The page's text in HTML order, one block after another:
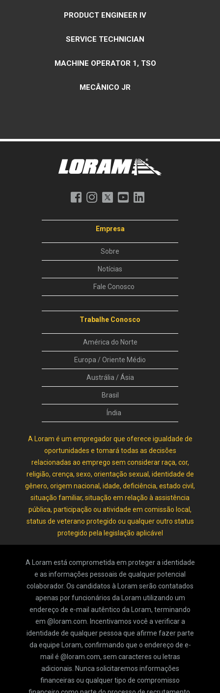
PRODUCT ENGINEER IV
SERVICE TECHNICIAN
MACHINE OPERATOR 1, TSO
MECÂNICO JR
Empresa
Sobre
Notícias
Fale Conosco
Trabalhe Conosco
América do Norte
Europa / Oriente Médio
Austrália / Ásia
Brasil
Índia
A Loram é um empregador que oferece igualdade de
oportunidades e tomará todas as decisões
relacionadas ao emprego sem considerar raça, cor,
religião, crença, sexo, orientação sexual, identidade de
gênero, origem nacional, idade, deficiência, estado civil,
situação familiar, situação em relação à assistência
pública, participação ou atividade em comissão local,
status de veterano protegido ou qualquer outro status
protegido pela legislação aplicável
A Loram está comprometida em proteger a identidade
e as informações pessoais de qualquer potencial
colaborador. Os candidatos à Loram serão contatados
apenas por funcionários da Loram utilizando um
endereço de e-mail autêntico da Loram, terminando
em @loram.com. Incentivamos você a verificar a
identidade de qualquer pessoa que afirme fazer parte
da equipe Loram, confirmando que o endereço de e-
mail é @loram.com, sem caracteres ou letras
adicionais. Nunca solicitaremos informações
financeiras ou qualquer tipo de compromisso